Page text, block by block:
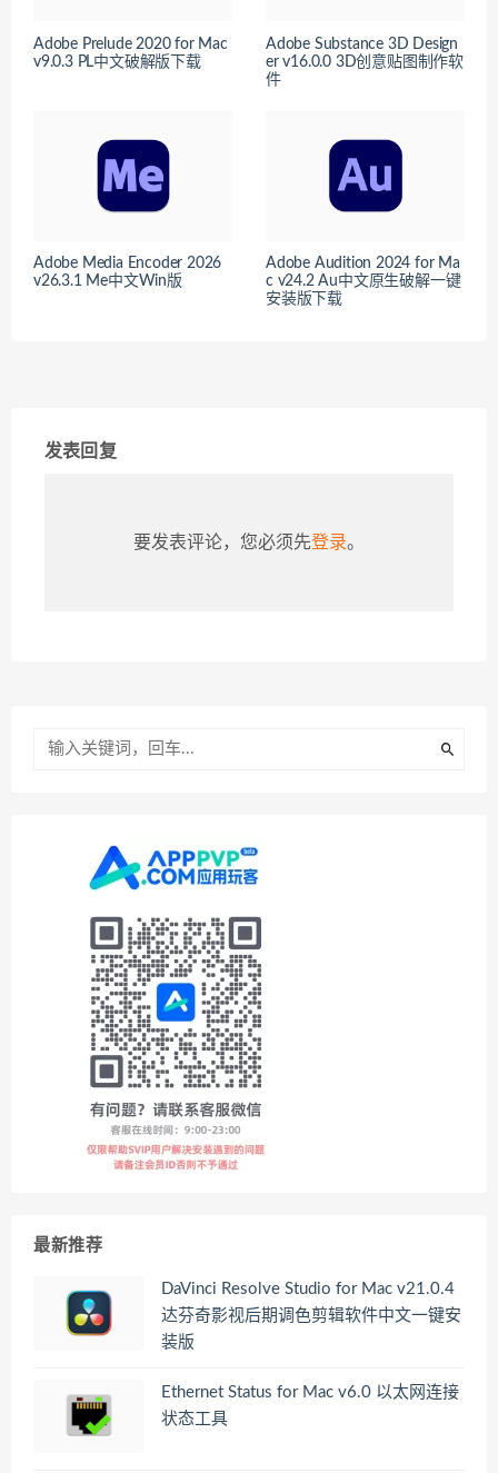
Adobe Prelude 2020 for Mac
v9.0.3 PL中文破解版下载
Adobe Substance 3D Design
er v16.0.0 3D创意贴图制作软
件
Adobe Media Encoder 2026
v26.3.1 Me中文Win版
Adobe Audition 2024 for Ma
c v24.2 Au中文原生破解一键
安装版下载
发表回复
要发表评论，您必须先登录。
最新推荐
DaVinci Resolve Studio for Mac v21.0.4
达芬奇影视后期调色剪辑软件中文一键安
装版
Ethernet Status for Mac v6.0 以太网连接
状态工具